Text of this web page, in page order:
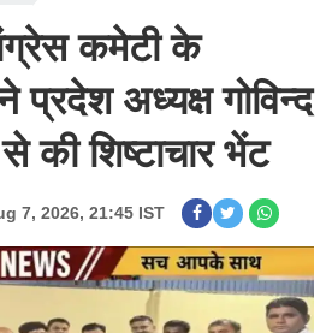
कमेटी के
प्रदेश अध्यक्ष गोविन्द
की शिष्टाचार भेंट
7, 2026, 21:45 IST